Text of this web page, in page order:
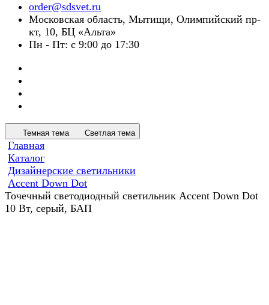
order@sdsvet.ru
Московская область, Мытищи, Олимпийский пр-
кт, 10, БЦ «Альта»
Пн - Пт: с 9:00 до 17:30
Темная тема Светлая тема
Главная
Каталог
Дизайнерские светильники
Accent Down Dot
Точечный светодиодный светильник Accent Down Dot
10 Вт, серый, БАП